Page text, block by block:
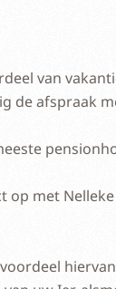
van
de afspraak
met Nelleke